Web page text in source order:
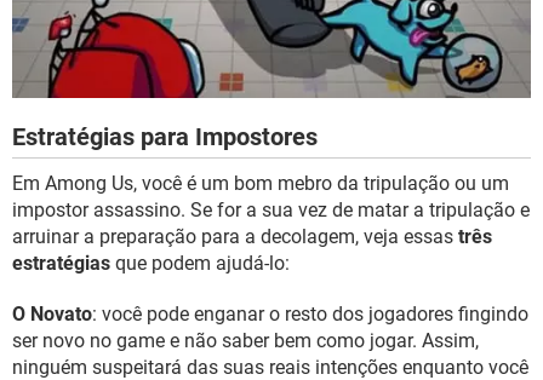
Estratégias para Impostores
Em Among Us, você é um bom mebro da tripulação ou um
impostor assassino. Se for a sua vez de matar a tripulação e
arruinar a preparação para a decolagem, veja essas três
estratégias que podem ajudá-lo:
O Novato: você pode enganar o resto dos jogadores fingindo
ser novo no game e não saber bem como jogar. Assim,
ninguém suspeitará das suas reais intenções enquanto você